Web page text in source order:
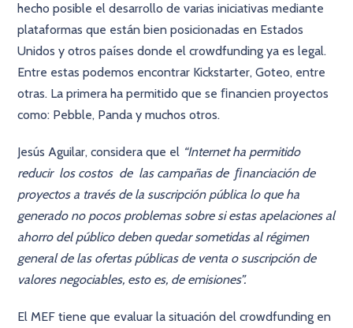
hecho posible el desarrollo de varias iniciativas mediante
plataformas que están bien posicionadas en Estados
Unidos y otros países donde el crowdfunding ya es legal.
Entre estas podemos encontrar Kickstarter, Goteo, entre
otras. La primera ha permitido que se ﬁnancien proyectos
como: Pebble, Panda y muchos otros.
Jesús Aguilar, considera que el “Internet ha permitido
reducir los costos de las campañas de ﬁnanciación de
proyectos a través de la suscripción pública lo que ha
generado no pocos problemas sobre si estas apelaciones al
ahorro del público deben quedar sometidas al régimen
general de las ofertas públicas de venta o suscripción de
valores negociables, esto es, de emisiones”.
El MEF tiene que evaluar la situación del crowdfunding en